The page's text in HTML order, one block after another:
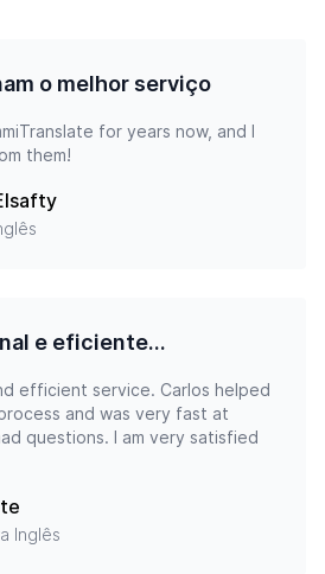
o melhor serviço
for years now, and I
them!
e eficiente...
efficient service. Carlos helped
and was very fast at
questions. I am very satisfied
Inglês